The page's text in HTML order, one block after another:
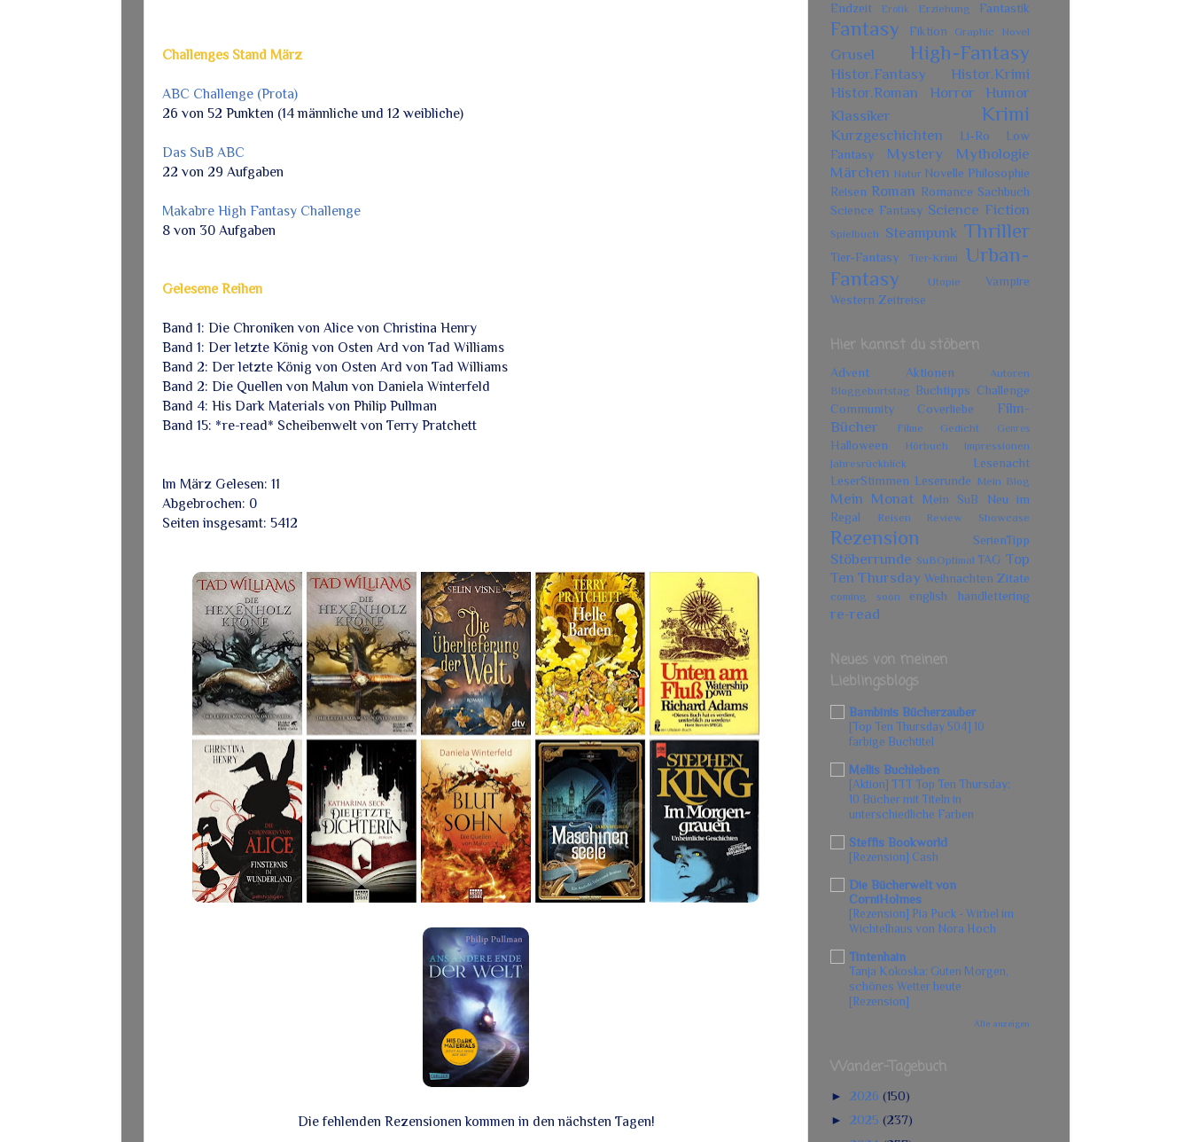
Challenges Stand März
ABC Challenge (Prota)
26 von 52 Punkten (14 männliche und 12 weibliche)
Das SuB ABC
22 von 29 Aufgaben
Makabre High Fantasy Challenge
8 von 30 Aufgaben
Gelesene Reihen
Band 1: Die Chroniken von Alice von Christina Henry
Band 1: Der letzte König von Osten Ard von Tad Williams
Band 2: Der letzte König von Osten Ard von Tad Williams
Band 2: Die Quellen von Malun von Daniela Winterfeld
Band 4: His Dark Materials von Philip Pullman
Band 15: *re-read* Scheibenwelt von Terry Pratchett
Im März Gelesen: 11
Abgebrochen: 0
Seiten insgesamt: 5412
Die fehlenden Rezensionen kommen in den nächsten Tagen!
Endzeit Erotik Erziehung Fantastik
Fantasy Fiktion Graphic Novel
Grusel High-Fantasy
Histor.Fantasy
Histor.Krimi
Histor.Roman
Horror
Humor
Klassiker
Krimi
Kurzgeschichten Li-Ro
Low
Fantasy
Mystery
Mythologie
Märchen Natur Novelle Philosophie
Reisen Roman Romance Sachbuch
Science Fantasy Science Fiction
Spielbuch Steampunk Thriller
Tier-Fantasy Tier-Krimi
Urban-
Fantasy
Utopie
Vampire
Western Zeitreise
Hier kannst du stöbern
Advent Aktionen
Autoren
Bloggeburtstag Buchtipps Challenge
Community
Coverliebe
Film-
Bücher
Filme Gedicht Genres
Halloween Hörbuch
Impressionen
Jahresrückblick
Lesenacht
LeserStimmen Leserunde Mein Blog
Mein Monat Mein SuB
Neu im
Regal
Reisen Review Showcase
Rezension SerienTipp
Stöberrunde SuBOptimal TAG Top
Ten Thursday Weihnachten Zitate
coming soon english handlettering
re-read
Neues von meinen
Lieblingsblogs
Bambinis Bücherzauber
[Top Ten Thursday 504] 10
farbige Buchtitel
Mellis Buchleben
[Aktion] TTT Top Ten Thursday:
10 Bücher mit Titeln in
unterschiedliche Farben
Steffis Bookworld
[Rezension] Cash
Die Bücherwelt von
CorniHolmes
[Rezension] Pia Puck - Wirbel im
Wichtelhaus von Nora Hoch
Tintenhain
Tanja Kokoska: Guten Morgen,
schönes Wetter heute
[Rezension]
Alle anzeigen
Wander-Tagebuch
► 2026 (150)
► 2025 (237)